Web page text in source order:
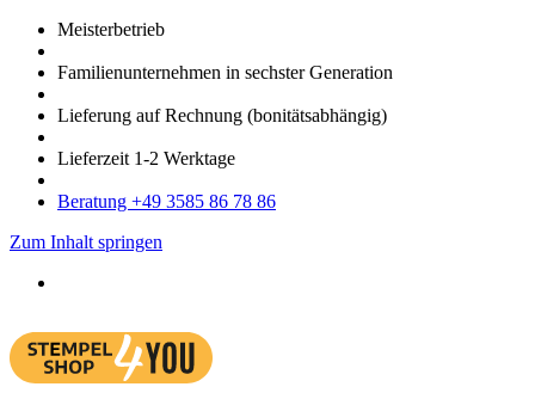
Meister­betrieb
Familien­unter­nehmen in sechster Gene­ration
Lieferung auf Rech­nung (bonitätsabhängig)
Liefer­zeit 1-2 Werk­tage
Bera­tung +49 3585 86 78 86
Zum Inhalt springen